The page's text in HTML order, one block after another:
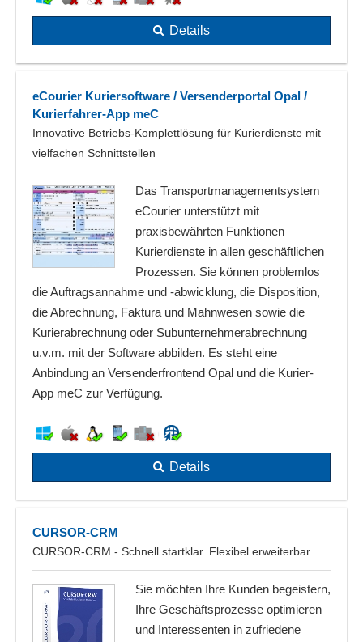
Details
eCourier Kuriersoftware / Versenderportal Opal /
Kurierfahrer-App meC
Innovative Betriebs-Komplettlösung für Kurierdienste mit
vielfachen Schnittstellen
Das Transportmanagementsystem
eCourier unterstützt mit
praxisbewährten Funktionen
Kurierdienste in allen geschäftlichen
Prozessen. Sie können problemlos
die Auftragsannahme und -abwicklung, die Disposition,
die Abrechnung, Faktura und Mahnwesen sowie die
Kurierabrechnung oder Subunternehmerabrechnung
u.v.m. mit der Software abbilden. Es steht eine
Anbindung an Versenderfrontend Opal und die Kurier-
App meC zur Verfügung.
Details
CURSOR-CRM
CURSOR-CRM - Schnell startklar. Flexibel erweiterbar.
Sie möchten Ihre Kunden begeistern,
Ihre Geschäftsprozesse optimieren
und Interessenten in zufriedene